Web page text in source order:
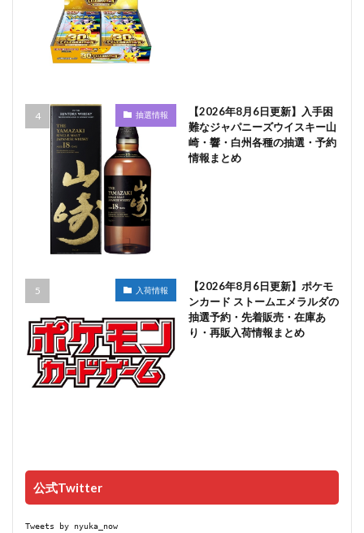
抽選情報
【2026年8月6日更新】入手困
難なジャパニーズウイスキー山
崎・響・白州各種の抽選・予約
情報まとめ
入荷情報
【2026年8月6日更新】ポケモ
ンカード ストームエメラルダの
抽選予約・先着販売・在庫あ
り・再販入荷情報まとめ
公式Twitter
Tweets by nyuka_now